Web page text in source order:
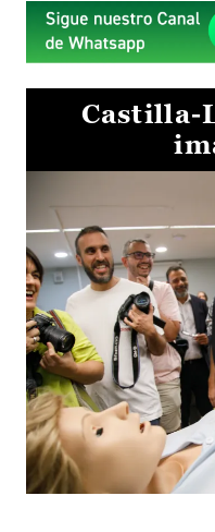
Castilla-